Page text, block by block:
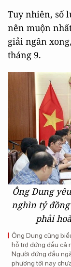
Tuy nhiên, số
nên muộn
giải ngân
tháng 9.
Ông Dung
nghìn tỷ
phải
Ông Dung cũng
hỗ trợ đứng đầu cả
Người đứng đầu
phương tới nay